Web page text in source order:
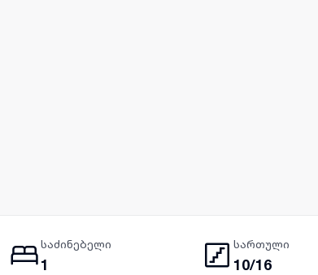
საძინებელი
1
სართული
10/16